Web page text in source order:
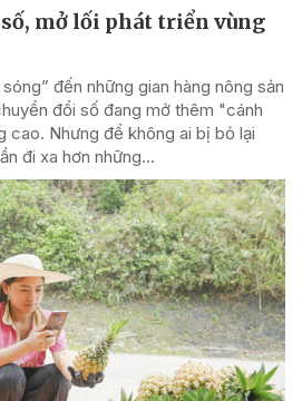
mở lối phát triển vùng
đến những gian hàng nông sản
đổi số đang mở thêm "cánh
cao. Nhưng để không ai bị bỏ lại
đi xa hơn những...